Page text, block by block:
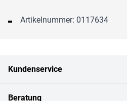
Artikelnummer: 0117634
Kundenservice
Beratung